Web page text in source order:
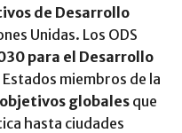
de Desarrollo
Unidas. Los ODS
para el Desarrollo
miembros de la
objetivos globalesque
hasta ciudades